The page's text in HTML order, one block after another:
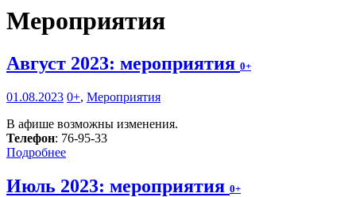
Мероприятия
Август 2023: мероприятия 0+
01.08.2023 0+, Мероприятия
В афише возможны изменения.
Телефон: 76-95-33
Подробнее
Июль 2023: мероприятия 0+